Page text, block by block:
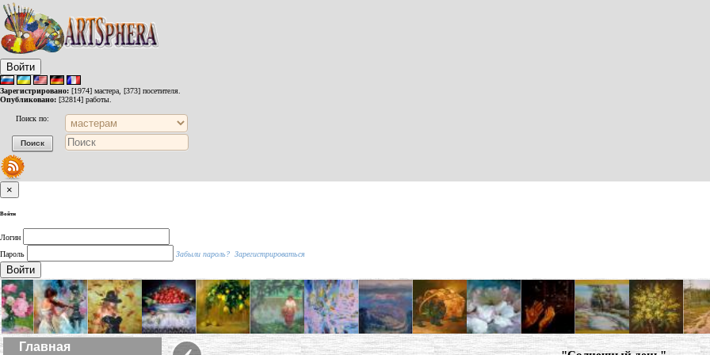
Войти
Зарегистрировано: [1974] мастера, [373] посетителя.
Опубликовано: [32814] работы.
Поиск по:
×
Войти
Логин
Пароль
Забыли пароль? Зарегистрироваться
Войти
Главная